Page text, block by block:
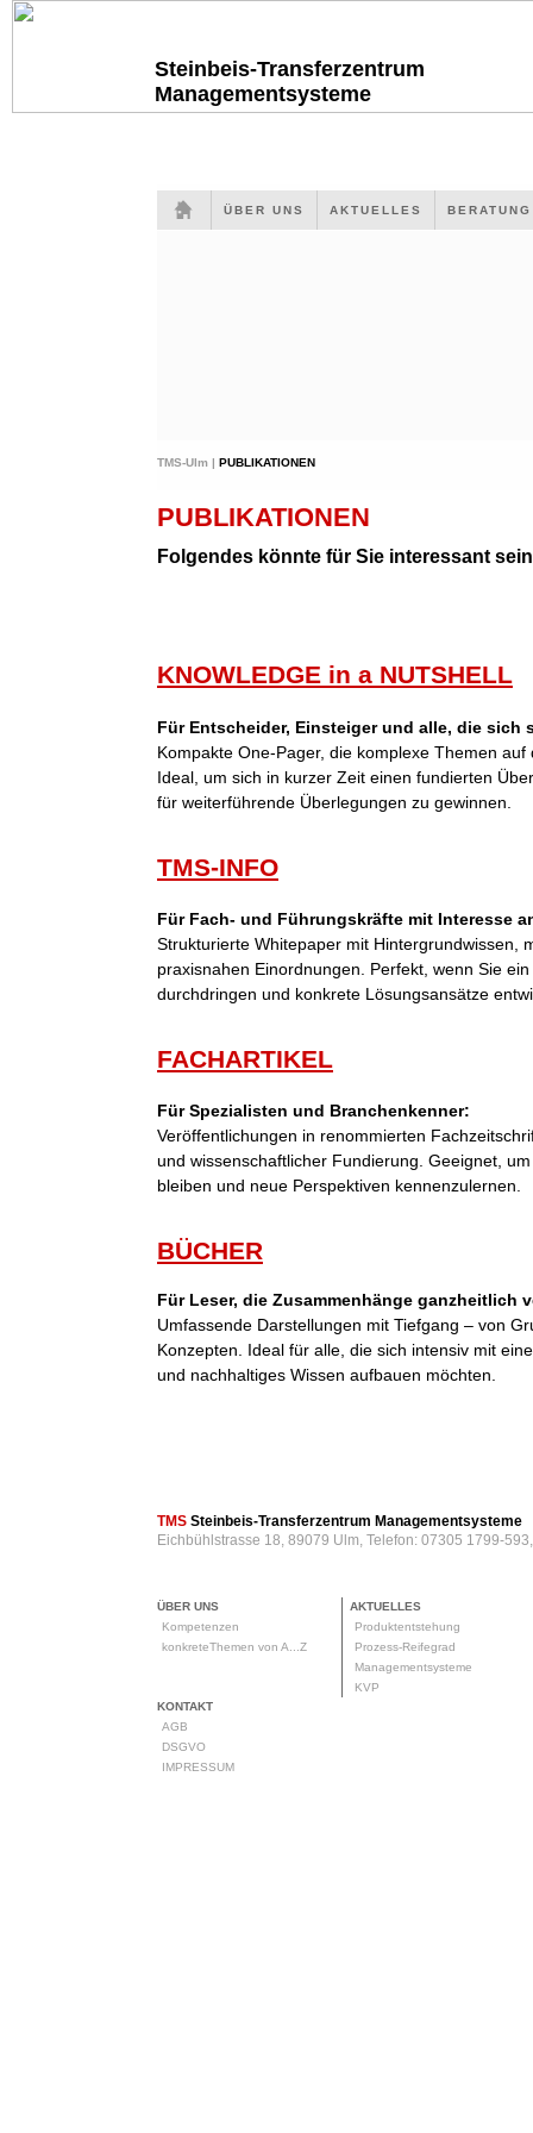
Steinbeis-Transferzentrum
Managementsysteme
ÜBER UNS AKTUELLES
TMS-Ulm | PUBLIKATIONEN
PUBLIKATIONEN
Folgendes könnte für Sie interessant
KNOWLEDGE in a NUTSHELL
Für Entscheider, Einsteiger und alle, die sich
Kompakte One-Pager, die komplexe Themen
Ideal, um sich in kurzer Zeit einen fundierten
für weiterführende Überlegungen zu gewinnen.
TMS-INFO
Für Fach- und Führungskräfte mit Interesse
Strukturierte Whitepaper mit Hintergrundwissen,
praxisnahen Einordnungen. Perfekt, wenn Sie
durchdringen und konkrete Lösungsansätze
FACHARTIKEL
Für Spezialisten und Branchenkenner:
Veröffentlichungen in renommierten
und wissenschaftlicher Fundierung. Geeignet,
bleiben und neue Perspektiven kennenzulernen.
BÜCHER
Für Leser, die Zusammenhänge ganzheitlich
Umfassende Darstellungen mit Tiefgang – von
Konzepten. Ideal für alle, die sich intensiv mit
und nachhaltiges Wissen aufbauen möchten.
TMS Steinbeis-Transferzentrum Managementsysteme
Eichbühlstrasse 18, 89079 Ulm, Telefon: 07305 1799-
ÜBER UNS
Kompetenzen
konkreteThemen von A...Z
AKTUELLES
Produktentstehung
Prozess-Reifegrad
Managementsysteme
KVP
KONTAKT
AGB
DSGVO
IMPRESSUM